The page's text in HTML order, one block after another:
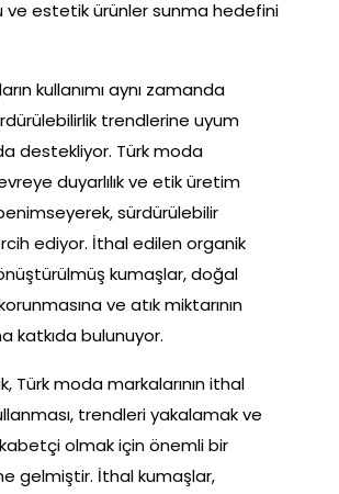
ve estetik ürünler sunma hedefini
kullanımı aynı zamanda
trendlerine uyum
destekliyor. Türk moda
duyarlılık ve etik üretim
sürdürülebilir
ediyor. İthal edilen organik
kumaşlar, doğal
ve atık miktarının
katkıda bulunuyor.
Türk moda markalarının ithal
trendleri yakalamak ve
olmak için önemli bir
gelmiştir. İthal kumaşlar,